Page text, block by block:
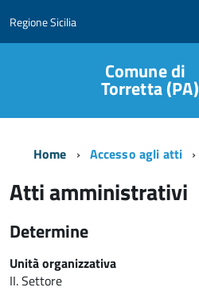
Regione Sicilia
Comune di
Torretta (PA)
Home Accesso agli atti
Atti amministrativi
Determine
Unità organizzativa
II. Settore